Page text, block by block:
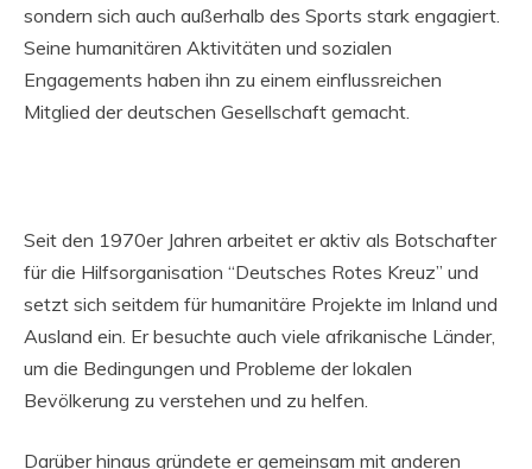
sondern sich auch außerhalb des Sports stark engagiert.
Seine humanitären Aktivitäten und sozialen
Engagements haben ihn zu einem einflussreichen
Mitglied der deutschen Gesellschaft gemacht.
Seit den 1970er Jahren arbeitet er aktiv als Botschafter
für die Hilfsorganisation “Deutsches Rotes Kreuz” und
setzt sich seitdem für humanitäre Projekte im Inland und
Ausland ein. Er besuchte auch viele afrikanische Länder,
um die Bedingungen und Probleme der lokalen
Bevölkerung zu verstehen und zu helfen.
Darüber hinaus gründete er gemeinsam mit anderen